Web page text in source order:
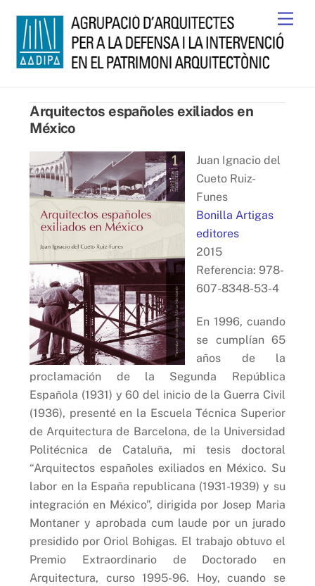
content
Arquitectos españoles exiliados en
México
Juan Ignacio del
Cueto Ruiz-
Funes
Bonilla Artigas
editores
2015
Referencia: 978-
607-8348-53-4
En 1996, cuando
se cumplían 65
años de la
proclamación de la Segunda República
Española (1931) y 60 del inicio de la Guerra Civil
(1936), presenté en la Escuela Técnica Superior
de Arquitectura de Barcelona, de la Universidad
Politécnica de Cataluña, mi tesis doctoral
“Arquitectos españoles exiliados en México. Su
labor en la España republicana (1931-1939) y su
integración en México”, dirigida por Josep Maria
Montaner y aprobada cum laude por un jurado
presidido por Oriol Bohigas. El trabajo obtuvo el
Premio Extraordinario de Doctorado en
Arquitectura, curso 1995-96. Hoy, cuando se